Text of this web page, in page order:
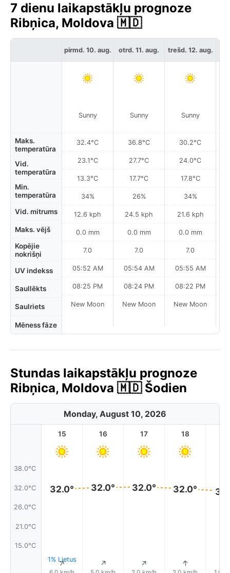
7 dienu laikapstākļu prognoze
Ribņica, Moldova 🇲🇩
Maks.
temperatūra
Vid.
temperatūra
Min.
temperatūra
Vid. mitrums
Maks. vējš
Kopējie
nokrišņi
UV indekss
Saullēkts
Saulriets
Mēness fāze
pirmd. 10. aug.
Sunny
32.4°C
23.1°C
13.3°C
34%
12.6 kph
0.0 mm
7.0
05:52 AM
08:25 PM
New Moon
otrd. 11. aug.
Sunny
36.8°C
27.7°C
17.7°C
26%
24.5 kph
0.0 mm
7.0
05:54 AM
08:24 PM
New Moon
trešd. 12. aug.
Sunny
30.2°C
24.0°C
17.8°C
34%
21.6 kph
0.0 mm
7.0
05:55 AM
08:22 PM
New Moon
Stundas laikapstākļu prognoze
Ribņica, Moldova 🇲🇩 Šodien
Monday, August 10, 2026
38.0°C
32.0°C
26.0°C
21.0°C
15.0°C
15
32.0°
1% Lietus
↑
16
32.0°
↑
17
32.0°
↑
18
32.0°
↑